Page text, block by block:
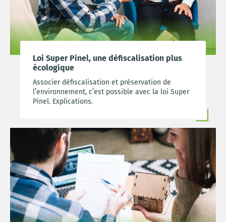
Loi Super Pinel, une défiscalisation plus
écologique
Associer défiscalisation et préservation de
l’environnement, c’est possible avec la loi Super
Pinel. Explications.